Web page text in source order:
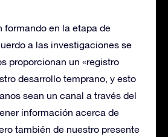
formando en la etapa de
a las investigaciones se
proporcionan un «registro
desarrollo temprano, y esto
sean un canal a través del
información acerca de
también de nuestro presente